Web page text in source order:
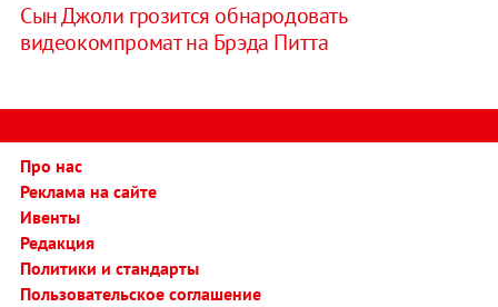
Сын Джоли грозится обнародовать
видеокомпромат на Брэда Питта
Про нас
Реклама на сайте
Ивенты
Редакция
Политики и стандарты
Пользовательское соглашение